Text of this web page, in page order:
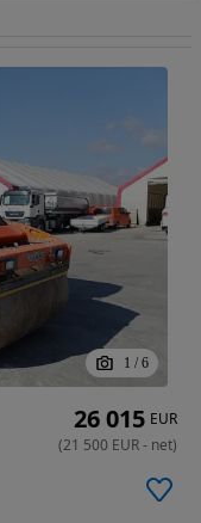
1 / 6
26 015 EUR
(21 500 EUR- net)